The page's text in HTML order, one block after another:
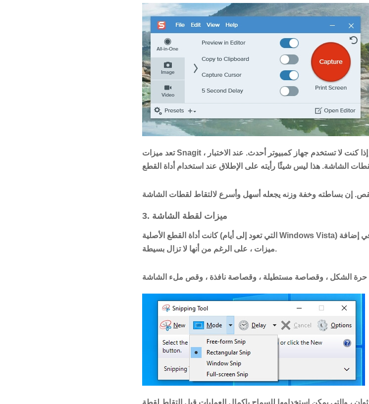
تعد ميزات Snagit المتقدمة رائعة ، ولكنها يمكن أن تبطئ التطبيق إذا كنت لا تستخدم جهاز كمبيوتر أحدث. عند الاختبار ،
3. ميزات لقطة الشاشة
كانت أداة القطع الأصلية (التي تعود إلى أيام Windows Vista) محدودة للغاية. استمرت الإصدارات الأحدث في إضافة
ميزات ، على الرغم من أنها لا تزال بسيطة.